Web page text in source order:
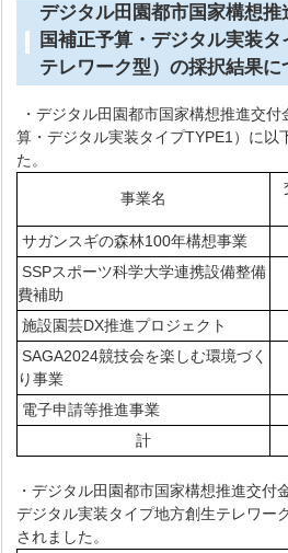
デジタル田園都市国家構想
国補正予算・デジタル実装
テレワーク型）の採択結果に
・デジタル田園都市国家構想推進交
算・デジタル実装タイプTYPE1）に以
た。
事業名
サガンスギの森林100年構想事業
SSPスポーツ科学大学連携設備整備
費補助
施設園芸DX推進プロジェクト
SAGA2024競技会を楽しむ環境づく
り事業
電子申請等推進事業
計
・デジタル田園都市国家構想推進交付
デジタル実装タイプ地方創生テレワー
されました。